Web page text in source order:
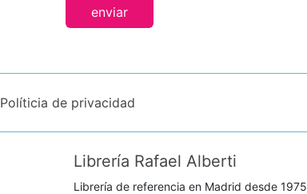
enviar
Políticia de privacidad
Librería Rafael Alberti
Librería de referencia en Madrid desde 1975